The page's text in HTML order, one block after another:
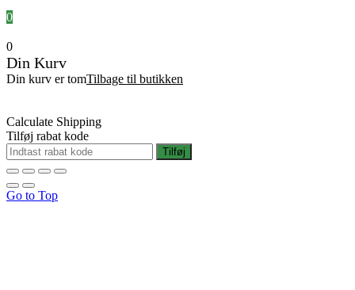
0
0
Din Kurv
Din kurv er tomTilbage til butikken
Calculate Shipping
Tilføj rabat kode
Tilføj
Go to Top